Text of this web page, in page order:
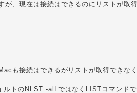
が、現在は接続はできるのにリストが取
も接続はできるがリストが取得できな
ルトのNLST -alLではなくLISTコマンド